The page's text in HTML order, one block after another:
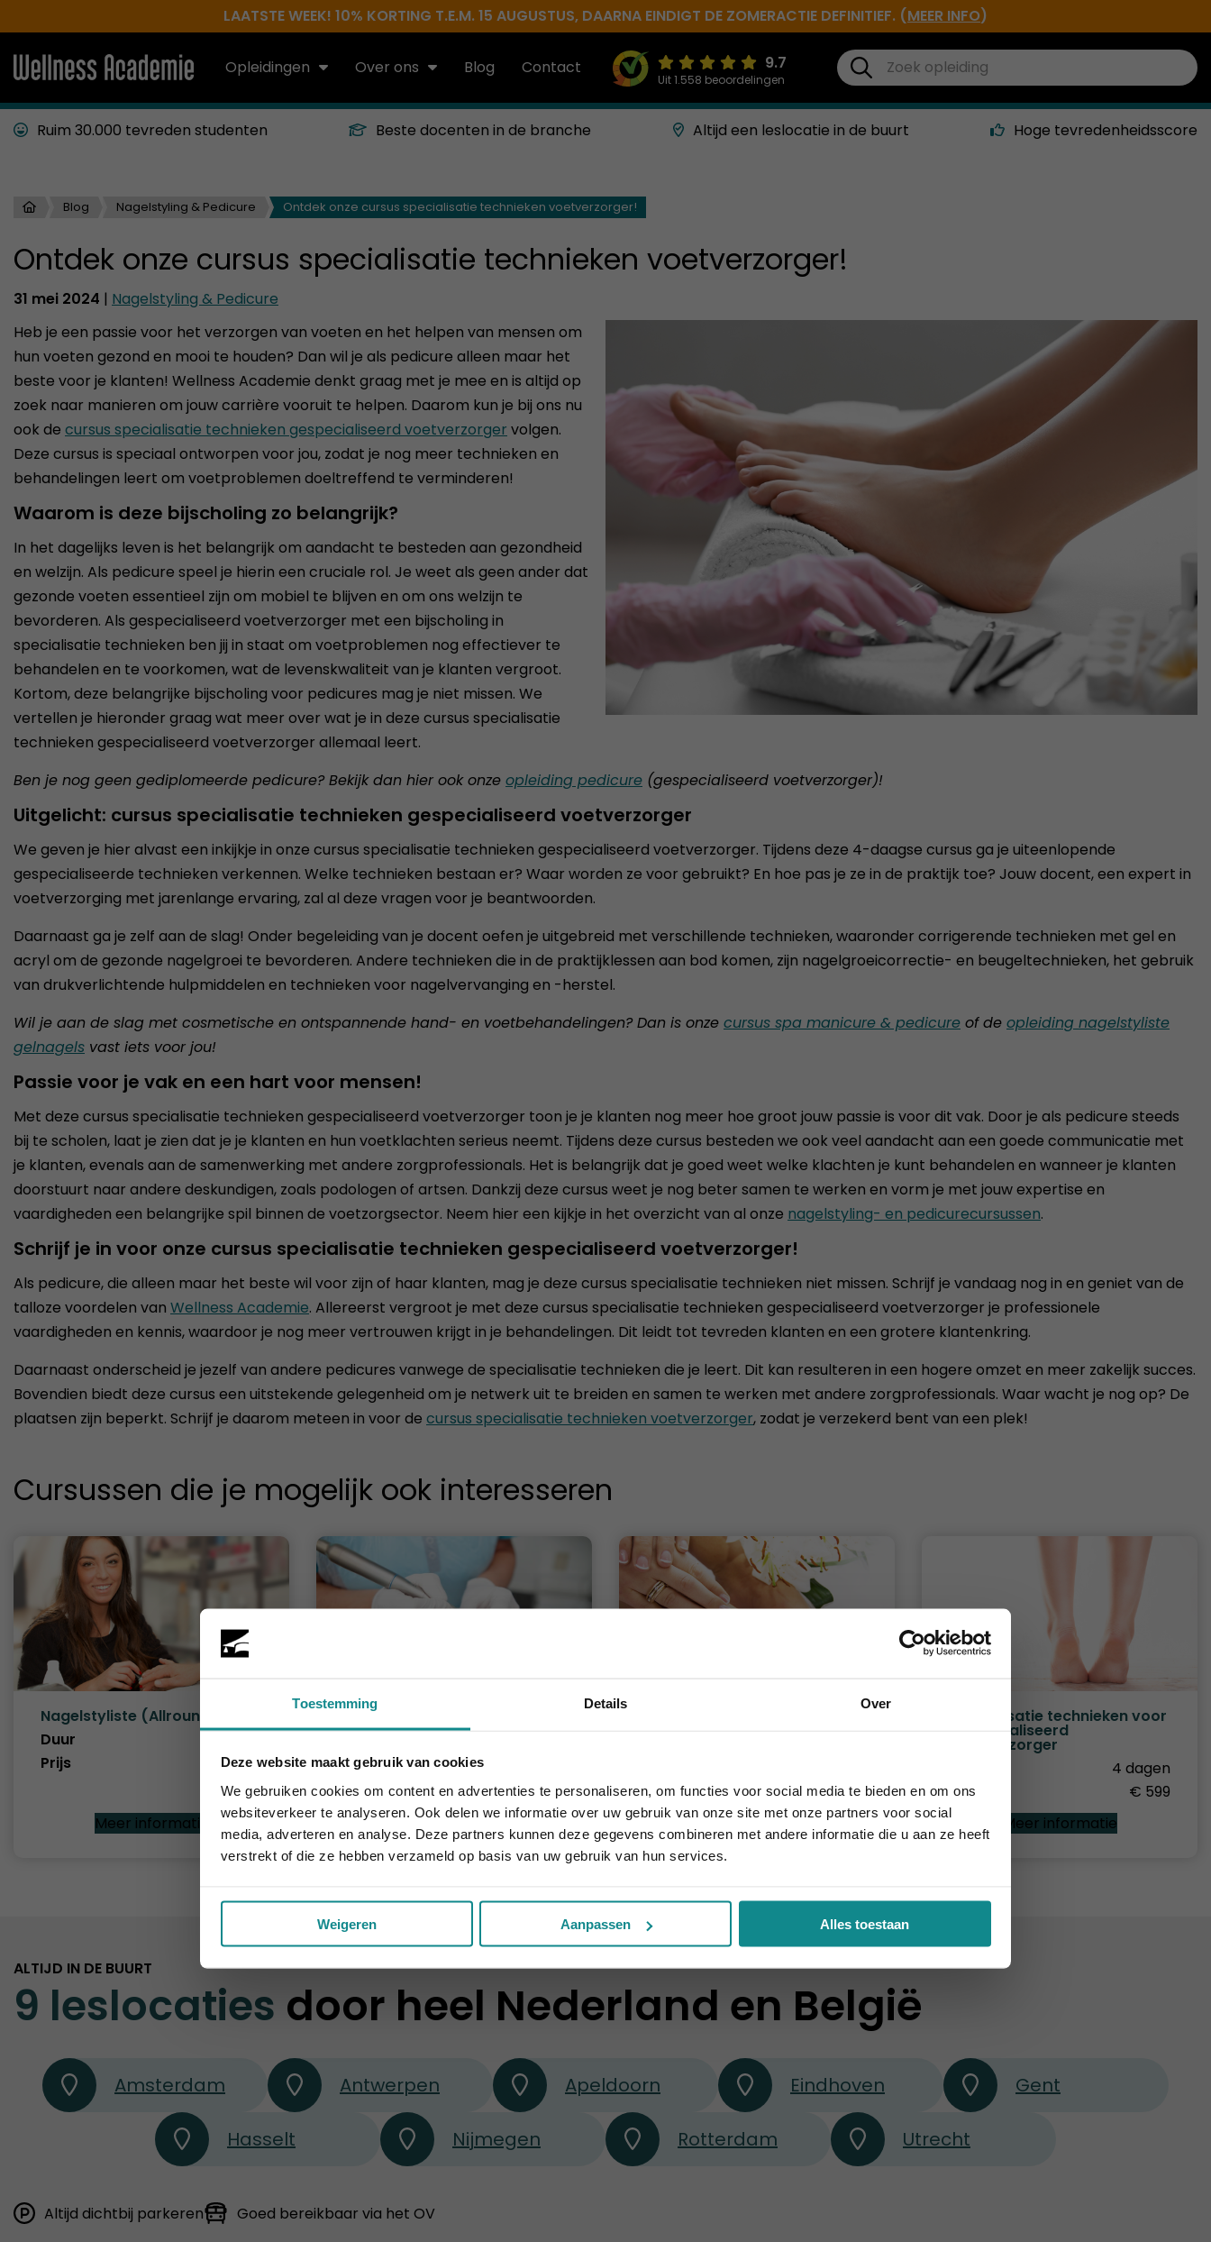
Toestemming Details Over
Deze website maakt gebruik van cookies
We gebruiken cookies om content en advertenties te personaliseren, om functies voor social media te bieden en om ons
websiteverkeer te analyseren. Ook delen we informatie over uw gebruik van onze site met onze partners voor social
media, adverteren en analyse. Deze partners kunnen deze gegevens combineren met andere informatie die u aan ze heeft
verstrekt of die ze hebben verzameld op basis van uw gebruik van hun services.
Weigeren Aanpassen Alles toestaan
LAATSTE WEEK! 10% KORTING T.E.M. 15 AUGUSTUS, DAARNA EINDIGT DE ZOMERACTIE DEFINITIEF. (MEER INFO)
Opleidingen Over ons Blog Contact 9.7
Uit 1.558 beoordelingen
Ruim 30.000 tevreden studenten Beste docenten in de branche Altijd een leslocatie in de buurt Hoge tevredenheidsscore
Blog Nagelstyling & Pedicure Ontdek onze cursus specialisatie technieken voetverzorger!
Ontdek onze cursus specialisatie technieken voetverzorger!
31 mei 2024 | Nagelstyling & Pedicure
Heb je een passie voor het verzorgen van voeten en het helpen van mensen om
hun voeten gezond en mooi te houden? Dan wil je als pedicure alleen maar het
beste voor je klanten! Wellness Academie denkt graag met je mee en is altijd op
zoek naar manieren om jouw carrière vooruit te helpen. Daarom kun je bij ons nu
ook de cursus specialisatie technieken gespecialiseerd voetverzorger volgen.
Deze cursus is speciaal ontworpen voor jou, zodat je nog meer technieken en
behandelingen leert om voetproblemen doeltreffend te verminderen!
Waarom is deze bijscholing zo belangrijk?
In het dagelijks leven is het belangrijk om aandacht te besteden aan gezondheid
en welzijn. Als pedicure speel je hierin een cruciale rol. Je weet als geen ander dat
gezonde voeten essentieel zijn om mobiel te blijven en om ons welzijn te
bevorderen. Als gespecialiseerd voetverzorger met een bijscholing in
specialisatie technieken ben jij in staat om voetproblemen nog effectiever te
behandelen en te voorkomen, wat de levenskwaliteit van je klanten vergroot.
Kortom, deze belangrijke bijscholing voor pedicures mag je niet missen. We
vertellen je hieronder graag wat meer over wat je in deze cursus specialisatie
technieken gespecialiseerd voetverzorger allemaal leert.
Ben je nog geen gediplomeerde pedicure? Bekijk dan hier ook onze opleiding pedicure (gespecialiseerd voetverzorger)!
Uitgelicht: cursus specialisatie technieken gespecialiseerd voetverzorger
We geven je hier alvast een inkijkje in onze cursus specialisatie technieken gespecialiseerd voetverzorger. Tijdens deze 4-daagse cursus ga je uiteenlopende
gespecialiseerde technieken verkennen. Welke technieken bestaan er? Waar worden ze voor gebruikt? En hoe pas je ze in de praktijk toe? Jouw docent, een expert in
voetverzorging met jarenlange ervaring, zal al deze vragen voor je beantwoorden.
Daarnaast ga je zelf aan de slag! Onder begeleiding van je docent oefen je uitgebreid met verschillende technieken, waaronder corrigerende technieken met gel en
acryl om de gezonde nagelgroei te bevorderen. Andere technieken die in de praktijklessen aan bod komen, zijn nagelgroeicorrectie- en beugeltechnieken, het gebruik
van drukverlichtende hulpmiddelen en technieken voor nagelvervanging en -herstel.
Wil je aan de slag met cosmetische en ontspannende hand- en voetbehandelingen? Dan is onze cursus spa manicure & pedicure of de opleiding nagelstyliste
gelnagels vast iets voor jou!
Passie voor je vak en een hart voor mensen!
Met deze cursus specialisatie technieken gespecialiseerd voetverzorger toon je je klanten nog meer hoe groot jouw passie is voor dit vak. Door je als pedicure steeds
bij te scholen, laat je zien dat je je klanten en hun voetklachten serieus neemt. Tijdens deze cursus besteden we ook veel aandacht aan een goede communicatie met
je klanten, evenals aan de samenwerking met andere zorgprofessionals. Het is belangrijk dat je goed weet welke klachten je kunt behandelen en wanneer je klanten
doorstuurt naar andere deskundigen, zoals podologen of artsen. Dankzij deze cursus weet je nog beter samen te werken en vorm je met jouw expertise en
vaardigheden een belangrijke spil binnen de voetzorgsector. Neem hier een kijkje in het overzicht van al onze nagelstyling- en pedicurecursussen.
Schrijf je in voor onze cursus specialisatie technieken gespecialiseerd voetverzorger!
Als pedicure, die alleen maar het beste wil voor zijn of haar klanten, mag je deze cursus specialisatie technieken niet missen. Schrijf je vandaag nog in en geniet van de
talloze voordelen van Wellness Academie. Allereerst vergroot je met deze cursus specialisatie technieken gespecialiseerd voetverzorger je professionele
vaardigheden en kennis, waardoor je nog meer vertrouwen krijgt in je behandelingen. Dit leidt tot tevreden klanten en een grotere klantenkring.
Daarnaast onderscheid je jezelf van andere pedicures vanwege de specialisatie technieken die je leert. Dit kan resulteren in een hogere omzet en meer zakelijk succes.
Bovendien biedt deze cursus een uitstekende gelegenheid om je netwerk uit te breiden en samen te werken met andere zorgprofessionals. Waar wacht je nog op? De
plaatsen zijn beperkt. Schrijf je daarom meteen in voor de cursus specialisatie technieken voetverzorger, zodat je verzekerd bent van een plek!
Cursussen die je mogelijk ook interesseren
Nagelstyliste (Allround)
Duur
Prijs
€ 1.263
Meer informatie
Pedicure (Gespecialiseerd
Voetverzorger)
Duur
Meer informatie Meer informatie
Specialisatie technieken voor
Gespecialiseerd
Voetverzorger
4 dagen
Prijs
€ 599
Meer informatie
ALTIJD IN DE BUURT
9 leslocaties door heel Nederland en België
Amsterdam Antwerpen Apeldoorn Eindhoven Gent
Hasselt Nijmegen Rotterdam Utrecht
Altijd dichtbij parkeren Goed bereikbaar via het OV
Laatste week! 10% korting t.e.m. 15 augustus, daarna eindigt de zomeractie definitief.
Sluiten